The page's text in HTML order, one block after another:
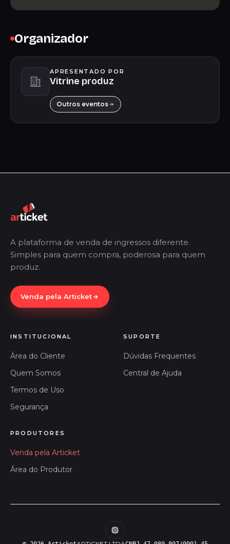
Organizador
APRESENTADO POR
Vitrine produz
Outros eventos
A plataforma de venda de ingressos diferente.
Simples para quem compra, poderosa para quem
produz.
Venda pela Articket
INSTITUCIONAL
Área do Cliente
Quem Somos
Termos de Uso
Segurança
SUPORTE
Dúvidas Frequentes
Central de Ajuda
PRODUTORES
Venda pela Articket
Área do Produtor